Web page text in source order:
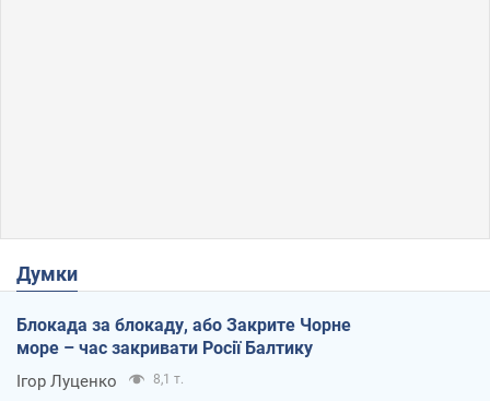
Думки
Блокада за блокаду, або Закрите Чорне
море – час закривати Росії Балтику
Ігор Луценко 8,1 т.